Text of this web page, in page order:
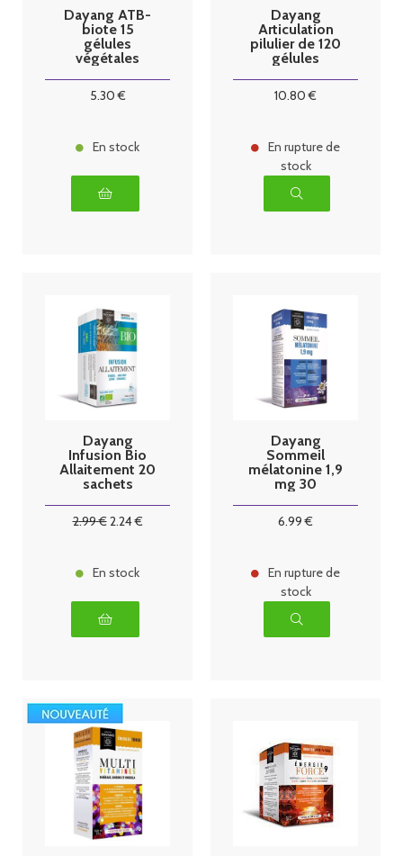
Dayang ATB-
biote 15
gélules
végétales
5.30€
En stock
Dayang
Articulation
pilulier de 120
gélules
10.80 €
En rupture de
stock
Dayang
Infusion Bio
Allaitement 20
sachets
2.99€2.24€
En stock
Dayang
Sommeil
mélatonine 1,9
mg 30
6.99 €
En rupture de
stock